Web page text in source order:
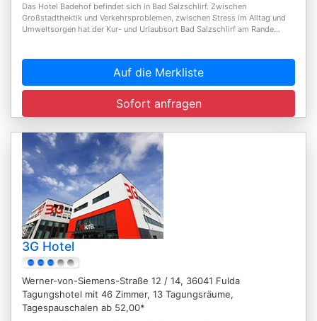
Das Hotel Badehof befindet sich in Bad Salzschlirf. Zwischen
Großstadthektik und Verkehrsproblemen, zwischen Stress im Alltag und
Umweltsorgen hat der Kur- und Urlaubsort Bad Salzschlirf am Rande...
Auf die Merkliste
Sofort anfragen
3G Hotel
Werner-von-Siemens-Straße 12 / 14, 36041 Fulda
Tagungshotel mit 46 Zimmer, 13 Tagungsräume,
Tagespauschalen ab 52,00*